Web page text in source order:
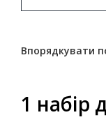
Впорядкувати
1 набір